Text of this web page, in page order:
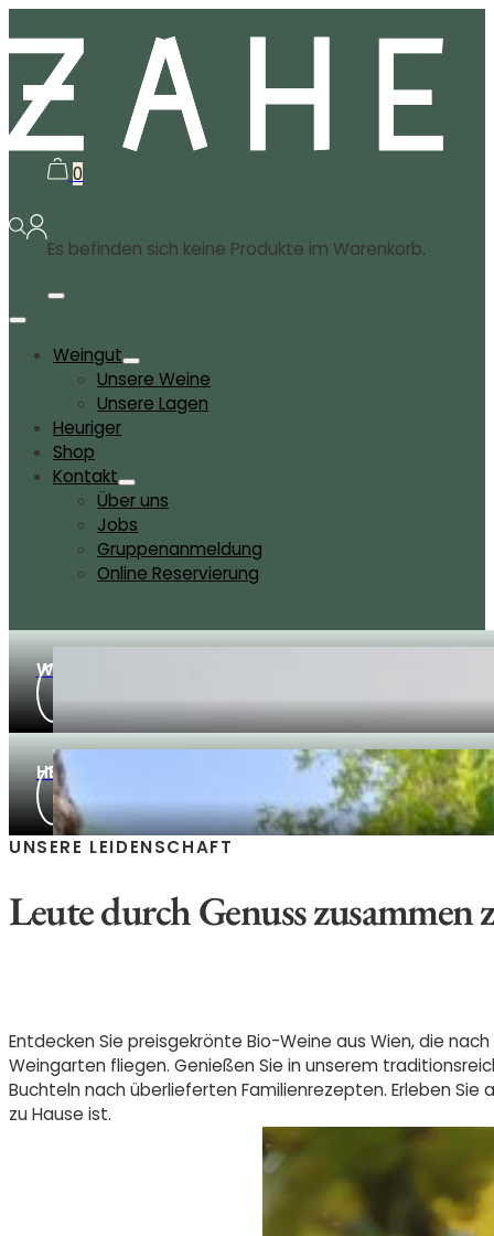
0
Es befinden sich keine Produkte im Warenkorb.
Weingut
Unsere Weine
Unsere Lagen
Heuriger
Shop
Kontakt
Über uns
Jobs
Gruppenanmeldung
Online Reservierung
WEIN AUS WIEN
HEURIGER AUS WIEN
UNSERE LEIDENSCHAFT
Leute durch Genuss zusammen
Entdecken Sie preisgekrönte Bio-Weine aus Wien, die
Weingarten fliegen. Genießen Sie in unserem
Buchteln nach überlieferten Familienrezepten. Erleben
zu Hause ist.